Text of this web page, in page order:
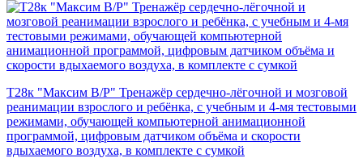
Т28к "Максим В/Р" Тренажёр сердечно-лёгочной и мозговой
реанимации взрослого и ребёнка, с учебным и 4-мя тестовыми
режимами, обучающей компьютерной анимационной
программой, цифровым датчиком объёма и скорости
вдыхаемого воздуха, в комплекте с сумкой